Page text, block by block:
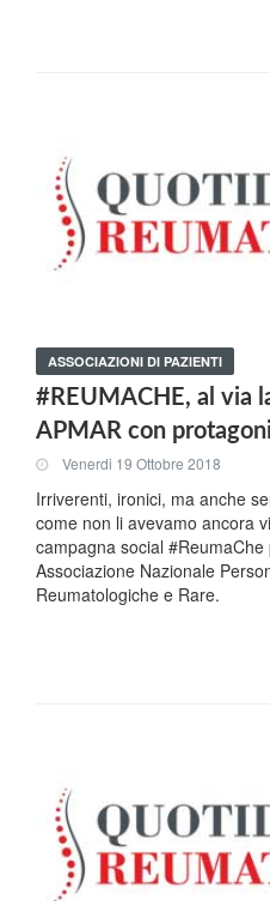
ASSOCIAZIONI DI PAZIENTI
#REUMACHE, al via
APMAR con
Venerdi 19 Ottobre 2018
Irriverenti, ironici, ma anche
come non li avevamo ancora
campagna social
Associazione Nazionale
Reumatologiche e Rare.